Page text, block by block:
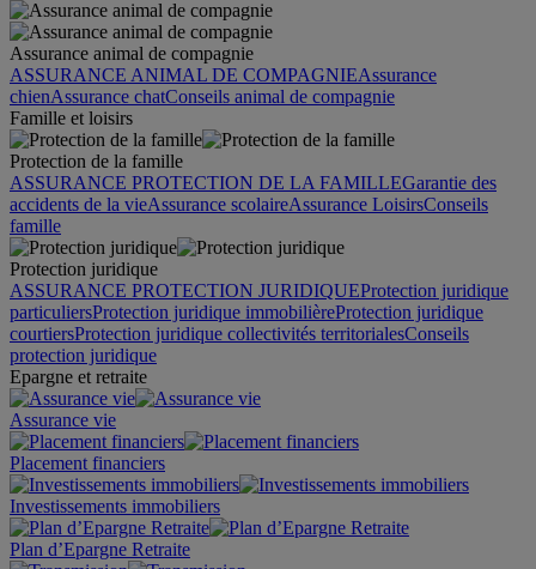
Assurance animal de compagnie
ASSURANCE ANIMAL DE COMPAGNIEAssurance
chienAssurance chatConseils animal de compagnie
Famille et loisirs
Protection de la famille
ASSURANCE PROTECTION DE LA FAMILLEGarantie des
accidents de la vieAssurance scolaireAssurance LoisirsConseils
famille
Protection juridique
ASSURANCE PROTECTION JURIDIQUEProtection juridique
particuliersProtection juridique immobilièreProtection juridique
courtiersProtection juridique collectivités territorialesConseils
protection juridique
Epargne et retraite
Assurance vie
Placement financiers
Investissements immobiliers
Plan d’Epargne Retraite